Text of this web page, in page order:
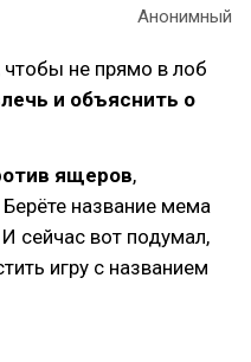
Анонимный
чтобы не прямо в лоб
и объяснить о
ящеров,
Берёте название мема
сейчас вот подумал,
игру с названием